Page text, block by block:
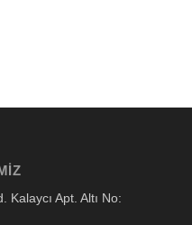
Kalaycı Apt. Altı No: